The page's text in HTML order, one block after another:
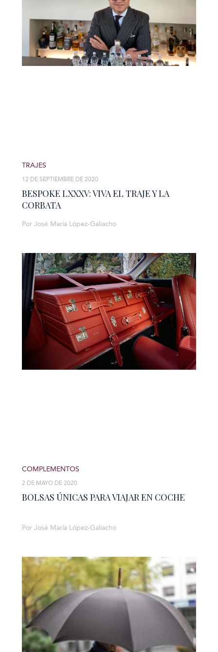
BESPOKE LXXXV: VIVA EL TRAJE Y LA
CORBATA
12 DE SEPTIEMBRE DE 2020
TRAJES
Por José María López-Galiacho
BOLSAS ÚNICAS PARA VIAJAR EN COCHE
2 DE MAYO DE 2020
COMPLEMENTOS
Por José María López-Galiacho